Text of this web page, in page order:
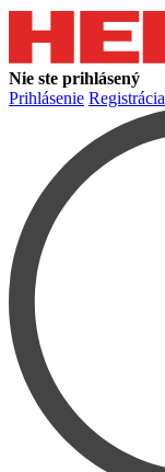
Nie ste prihlásený
Prihlásenie Registrácia